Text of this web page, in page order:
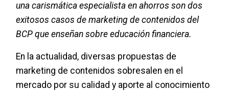
una carismática especialista en ahorros son dos
exitosos casos de marketing de contenidos del
BCP que enseñan sobre educación financiera.
En la actualidad, diversas propuestas de
marketing de contenidos sobresalen en el
mercado por su calidad y aporte al conocimiento